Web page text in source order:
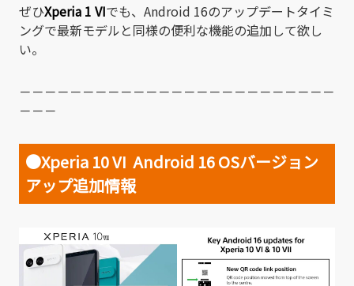
ぜひXperia 1 VIでも、Android 16のアップデートタイミ
ングで最新モデルと同様の便利な機能の追加して欲し
い。
－－－－－－－－－－－－－－－－－－－－－－－－－
－－－
●Xperia 10 VI Android 16 OSバージョン
アップ追加情報